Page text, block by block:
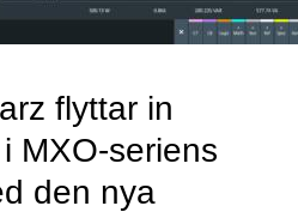
flyttar in
MXO-seriens
den nya